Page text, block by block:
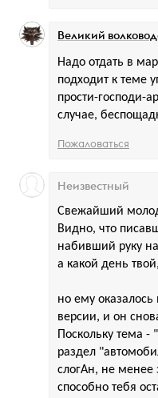
Надо отдать в
подходит к теме
прости-господи-
случае,
Великий
Пожаловаться
Свежайший
Видно, что
набивший руку
а какой день
но ему
версии, и он
Поскольку тема -
раздел
слогАн, не менее
способно тебя
Неизвестный